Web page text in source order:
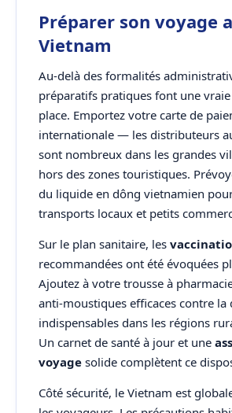
Préparer son voyage
Vietnam
Au-delà des formalités
préparatifs pratiques font une
place. Emportez votre carte de
internationale — les distributeurs
sont nombreux dans les grandes
hors des zones touristiques.
du liquide en dông vietnamien
transports locaux et petits
Sur le plan sanitaire, les
recommandées ont été évoquées
Ajoutez à votre trousse à
anti-moustiques efficaces contre la
indispensables dans les régions
Un carnet de santé à jour et une
voyage solide complètent ce
Côté sécurité, le Vietnam est